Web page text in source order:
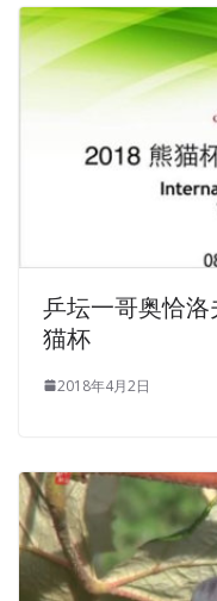
乒坛一哥奥恰
猫杯
2018年4月2日